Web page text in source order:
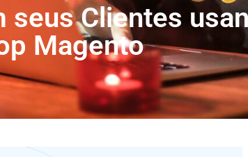
Clientes
Magento